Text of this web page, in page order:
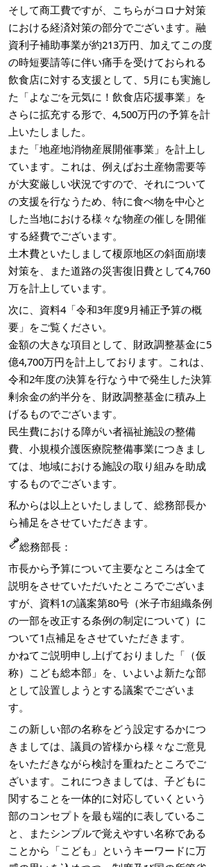
そして商工費ですが、こちらがコロナ対策
における経済対策の部分でございます。融
資利子補助事業が約213万円、加えてこの度
の時短要請等に伴い痛手を受けておられる
飲食店に対する支援として、5月にも実施し
た「よなごを元気に！飲食店応援事業」を
さらに拡充する形で、4,500万円の予算を計
上いたしました。
また「地産地消物産展開催事業」を計上し
ています。これは、例えばお土産物需要等
が大変厳しい状況ですので、それについて
の支援を行なうため、特に食べ物を中心と
した当地における様々な物産の催しを開催
する経費でございます。
土木費といたしまして榎原地区の斜面崩壊
対策を、また道路の災害復旧費として4,760
万を計上しています。
次に、資料4「令和3年度9月補正予算の概
要」をご覧ください。
金額の大きな項目として、財政調整基金に5
億4,700万円を計上しております。これは、
令和2年度の決算を行なう中で発生した決算
剰余金の約半分を、財政調整基金に積み上
げるものでございます。
民生費における障がい者福祉施設の整備
費、小規模介護医療院整備事業につきまし
ては、地域における施設の取り組みを助成
するものでございます。
私からは以上といたしまして、総務部長か
ら補足をさせていただきます。
総務部長：
市長から予算について主要なところは全て
説明をさせていただいたところでございま
すが、資料1の議案第80号（米子市組織条例
の一部を改正する条例の制定について）に
ついて1点補足をさせていただきます。
かねてご説明申し上げておりました「（仮
称）こども総本部」を、いよいよ新たな部
として設置しようとする議案でございま
す。
この新しい部の名称をどう設定するかにつ
きましては、議員の皆様から様々なご意見
をいただきながら検討を重ねたところでご
ざいます。これにつきましては、子どもに
関することを一体的に対応していくという
部のコンセプトを最も端的に表しているこ
と、またシンプルで覚えやすい名称である
ことから「こども」というキーワードに万